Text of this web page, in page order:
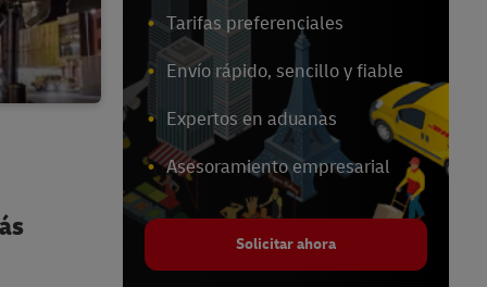
Tarifas preferenciales
Envío rápido, sencillo y fiable
Expertos en aduanas
Asesoramiento empresarial
Solicitar ahora